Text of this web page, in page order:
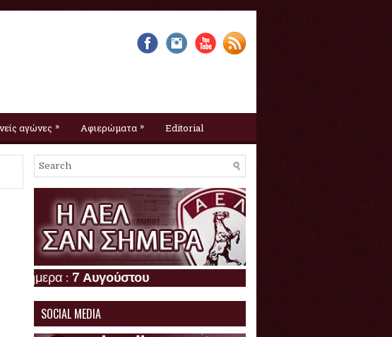
αγώνες » Αφιερώματα » Editorial
SOCIAL MEDIA